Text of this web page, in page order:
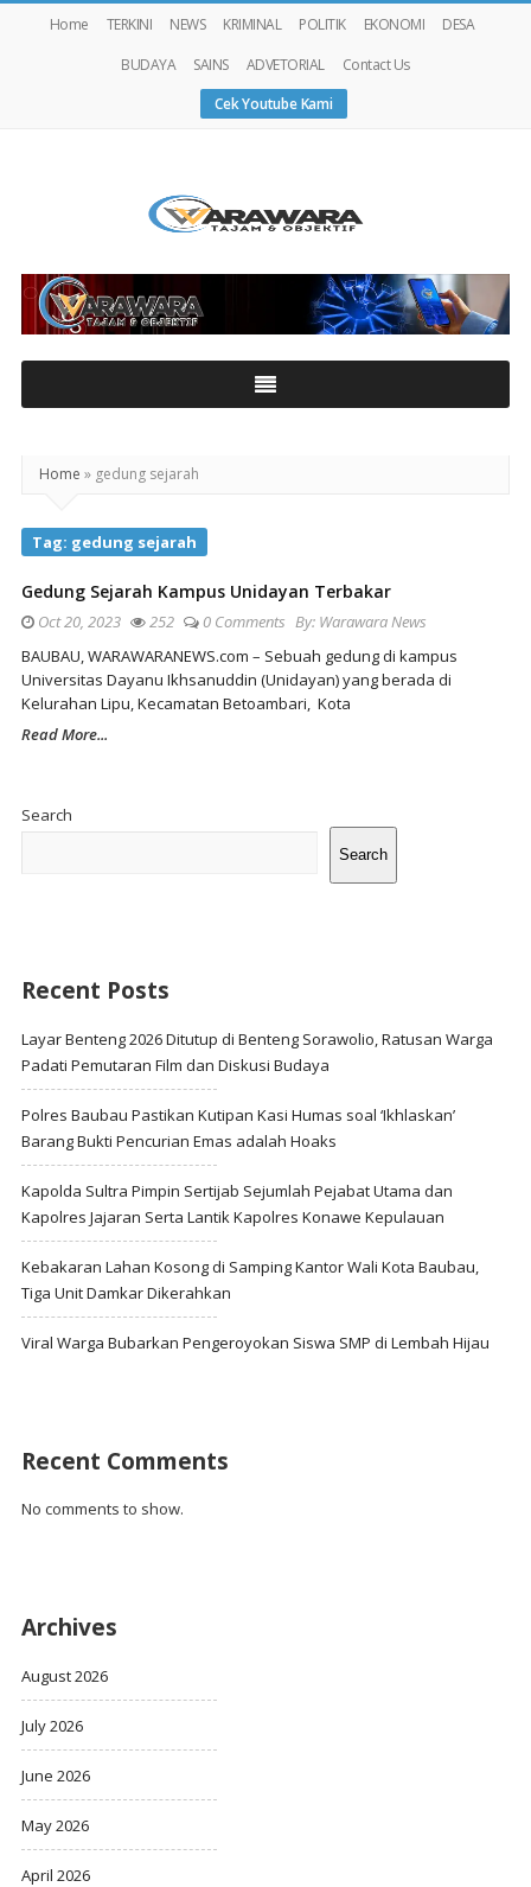
Home TERKINI NEWS KRIMINAL POLITIK EKONOMI
DESA
BUDAYA
SAINS ADVETORIAL
Contact Us
Cek Youtube Kami
Warawaranews
Home » gedung sejarah
Tag: gedung sejarah
Gedung Sejarah Kampus Unidayan Terbakar
Oct 20, 2023 252 0 Comments By: Warawara News
BAUBAU, WARAWARANEWS.com – Sebuah gedung di kampus
Universitas Dayanu Ikhsanuddin (Unidayan) yang berada di
Kelurahan Lipu, Kecamatan Betoambari, Kota
Read More...
Search
Search
Recent Posts
Layar Benteng 2026 Ditutup di Benteng Sorawolio, Ratusan Warga
Padati Pemutaran Film dan Diskusi Budaya
Polres Baubau Pastikan Kutipan Kasi Humas soal ‘Ikhlaskan’
Barang Bukti Pencurian Emas adalah Hoaks
Kapolda Sultra Pimpin Sertijab Sejumlah Pejabat Utama dan
Kapolres Jajaran Serta Lantik Kapolres Konawe Kepulauan
Kebakaran Lahan Kosong di Samping Kantor Wali Kota Baubau,
Tiga Unit Damkar Dikerahkan
Viral Warga Bubarkan Pengeroyokan Siswa SMP di Lembah Hijau
Recent Comments
No comments to show.
Archives
August 2026
July 2026
June 2026
May 2026
April 2026